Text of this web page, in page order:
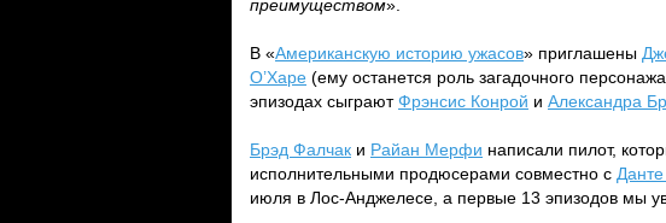
преимуществом».
В «Американскую историю ужасов» приглашены
О’Харе (ему останется роль загадочного
эпизодах сыграютФрэнсис Конрой и Александра
Брэд Фалчак и Райан Мерфи написали пилот,
исполнительными продюсерами совместно с
июля в Лос-Анджелесе, а первые 13 эпизодов мы